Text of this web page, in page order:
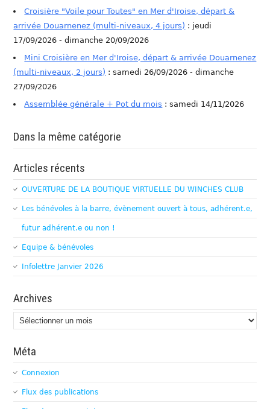
Croisière "Voile pour Toutes" en Mer d'Iroise, départ &
arrivée Douarnenez (multi-niveaux, 4 jours) : jeudi
17/09/2026 - dimanche 20/09/2026
Mini Croisière en Mer d'Iroise, départ & arrivée Douarnenez
(multi-niveaux, 2 jours) : samedi 26/09/2026 - dimanche
27/09/2026
Assemblée générale + Pot du mois : samedi 14/11/2026
Dans la même catégorie
Articles récents
OUVERTURE DE LA BOUTIQUE VIRTUELLE DU WINCHES CLUB
Les bénévoles à la barre, évènement ouvert à tous, adhérent.e,
futur adhérent.e ou non !
Equipe & bénévoles
Infolettre Janvier 2026
Archives
Archives
Méta
Connexion
Flux des publications